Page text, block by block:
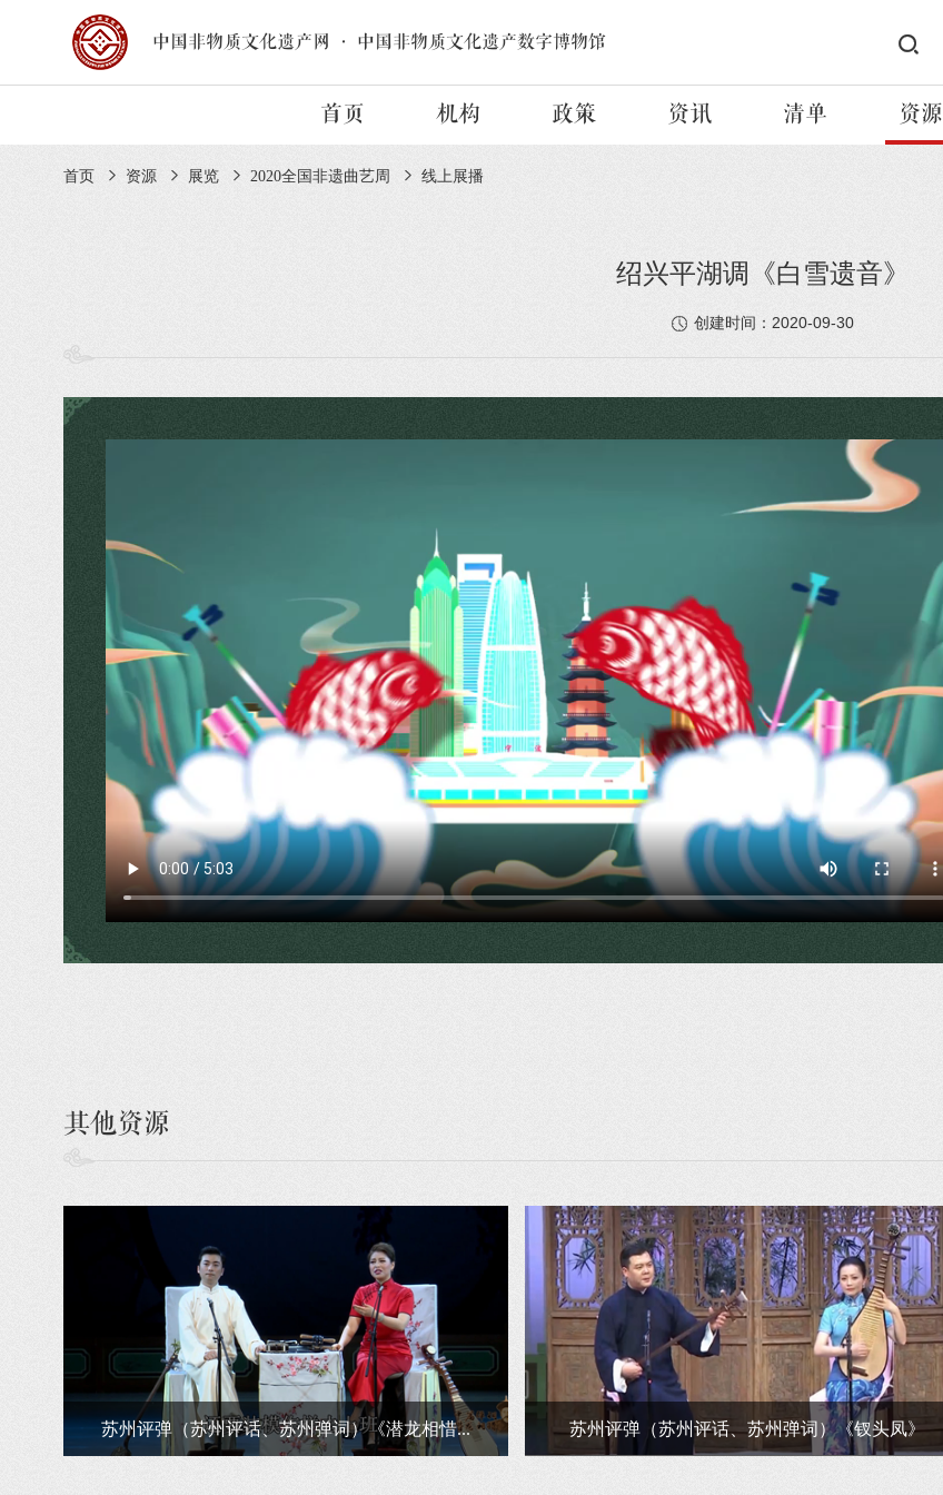
中国非物质文化遗产网 · 中国非物质文化遗产数字博物馆
首页 机构 政策 资讯 清单 资源
首页 资源 展览 2020全国非遗曲艺周 线上展播
绍兴平湖调《白雪遗音》
创建时间： 2020-09-30
其他资源
苏州评弹（苏州评话、苏州弹词）《潜龙相惜... 苏州评弹（苏州评话、苏州弹词）《钗头凤》